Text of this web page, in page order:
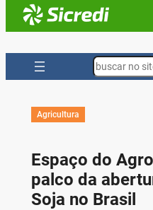
Search
Agricultura
Espaço do
palco da
Soja no Brasil